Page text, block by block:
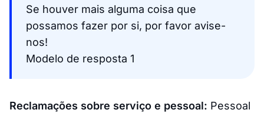
Se houver mais alguma coisa que
possamos fazer por si, por favor avise-
nos!
Modelo de resposta 1
Reclamações sobre serviço e pessoal: Pessoal